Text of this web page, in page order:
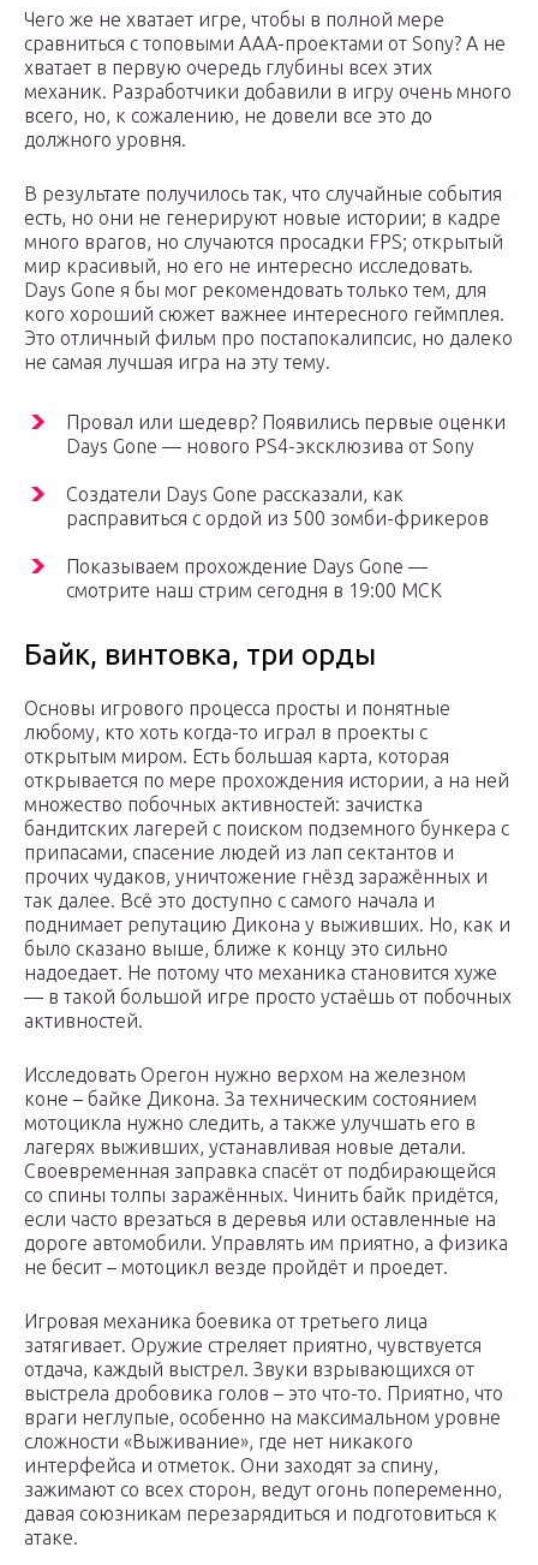
Чего же не хватает игре, чтобы в полной мере
сравниться с топовыми AAA-проектами от Sony? А не
хватает в первую очередь глубины всех этих
механик. Разработчики добавили в игру очень много
всего, но, к сожалению, не довели все это до
должного уровня.
В результате получилось так, что случайные события
есть, но они не генерируют новые истории; в кадре
много врагов, но случаются просадки FPS; открытый
мир красивый, но его не интересно исследовать.
Days Gone я бы мог рекомендовать только тем, для
кого хороший сюжет важнее интересного геймплея.
Это отличный фильм про постапокалипсис, но далеко
не самая лучшая игра на эту тему.
Провал или шедевр? Появились первые оценки
Days Gone — нового PS4-эксклюзива от Sony
Создатели Days Gone рассказали, как
расправиться с ордой из 500 зомби-фрикеров
Показываем прохождение Days Gone —
смотрите наш стрим сегодня в 19:00 МСК
Байк, винтовка, три орды
Основы игрового процесса просты и понятные
любому, кто хоть когда-то играл в проекты с
открытым миром. Есть большая карта, которая
открывается по мере прохождения истории, а на ней
множество побочных активностей: зачистка
бандитских лагерей с поиском подземного бункера с
припасами, спасение людей из лап сектантов и
прочих чудаков, уничтожение гнёзд заражённых и
так далее. Всё это доступно с самого начала и
поднимает репутацию Дикона у выживших. Но, как и
было сказано выше, ближе к концу это сильно
надоедает. Не потому что механика становится хуже
— в такой большой игре просто устаёшь от побочных
активностей.
Исследовать Орегон нужно верхом на железном
коне – байке Дикона. За техническим состоянием
мотоцикла нужно следить, а также улучшать его в
лагерях выживших, устанавливая новые детали.
Своевременная заправка спасёт от подбирающейся
со спины толпы заражённых. Чинить байк придётся,
если часто врезаться в деревья или оставленные на
дороге автомобили. Управлять им приятно, а физика
не бесит – мотоцикл везде пройдёт и проедет.
Игровая механика боевика от третьего лица
затягивает. Оружие стреляет приятно, чувствуется
отдача, каждый выстрел. Звуки взрывающихся от
выстрела дробовика голов – это что-то. Приятно, что
враги неглупые, особенно на максимальном уровне
сложности «Выживание», где нет никакого
интерфейса и отметок. Они заходят за спину,
зажимают со всех сторон, ведут огонь попеременно,
давая союзникам перезарядиться и подготовиться к
атаке.